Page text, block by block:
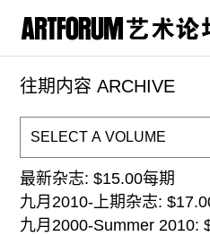
artguide
新闻
展评
杂志
专栏
往期内容 ARCHIVE
最新杂志: $15.00每期
九月2010-上期杂志:
九月2000-Summer 2010: